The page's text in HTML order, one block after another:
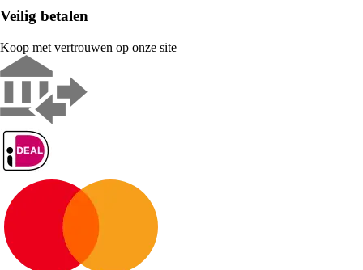
Veilig betalen
Koop met vertrouwen op onze site